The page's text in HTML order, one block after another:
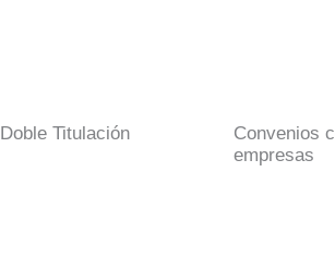
Doble Titulación
Convenios
empresas